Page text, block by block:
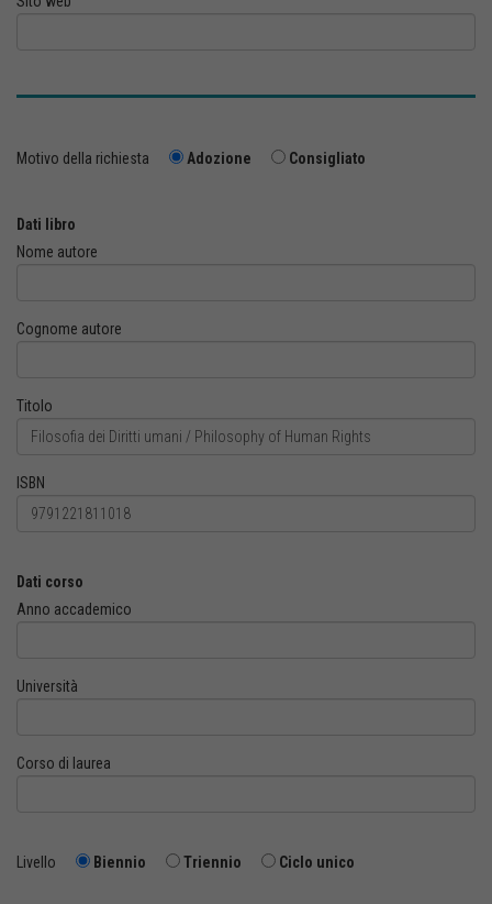
Motivo della richiesta Adozione Consigliato
Dati libro
Nome autore
Cognome autore
Titolo
ISBN
Dati corso
Anno accademico
Università
Corso di laurea
Livello Biennio Triennio Ciclo unico